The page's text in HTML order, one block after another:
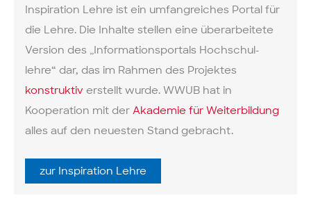
Inspiration Lehre ist ein umfang­reiches Portal für
die Lehre. Die Inhalte stellen eine über­arbeitete
Version des „Informations­portals Hochschul­
lehre“ dar, das im Rahmen des Projektes
konstruktiv erstellt wurde. WWUB hat in
Kooperation mit der Akademie für Weiterbildung
alles auf den neuesten Stand gebracht.
zur Inspiration Lehre